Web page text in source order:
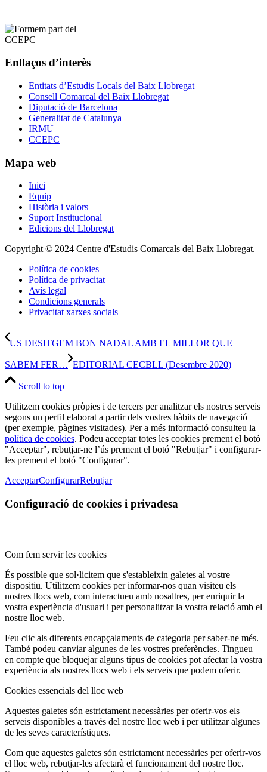
Enllaços d’interès
Entitats d’Estudis Locals del Baix Llobregat
Consell Comarcal del Baix Llobregat
Diputació de Barcelona
Generalitat de Catalunya
IRMU
CCEPC
Mapa web
Inici
Equip
Història i valors
Suport Institucional
Edicions del Llobregat
Copyright © 2024 Centre d'Estudis Comarcals del Baix Llobregat.
Política de cookies
Política de privacitat
Avís legal
Condicions generals
Privacitat xarxes socials
US DESITGEM BON NADAL AMB EL MILLOR QUE
SABEM FER… EDITORIAL CECBLL (Desembre 2020)
Scroll to top
Utilitzem cookies pròpies i de tercers per analitzar els nostres serveis
segons un perfil elaborat a partir dels vostres hàbits de navegació
(per exemple, pàgines visitades). Per a més informació consulteu la
política de cookies. Podeu acceptar totes les cookies prement el botó
"Acceptar", rebutjar-ne l’ús prement el botó "Rebutjar" i configurar-
les prement el botó "Configurar".
AcceptarConfigurarRebutjar
Configuració de cookies i privadesa
Com fem servir les cookies
És possible que sol·licitem que s'estableixin galetes al vostre
dispositiu. Utilitzem cookies per informar-nos quan visiteu els
nostres llocs web, com interactueu amb nosaltres, per enriquir la
vostra experiència d'usuari i per personalitzar la vostra relació amb el
nostre lloc web.
Feu clic als diferents encapçalaments de categoria per saber-ne més.
També podeu canviar algunes de les vostres preferències. Tingueu
en compte que bloquejar alguns tipus de cookies pot afectar la vostra
experiència als nostres llocs web i els serveis que podem oferir.
Cookies essencials del lloc web
Aquestes galetes són estrictament necessàries per oferir-vos els
serveis disponibles a través del nostre lloc web i per utilitzar algunes
de les seves característiques.
Com que aquestes galetes són estrictament necessàries per oferir-vos
el lloc web, rebutjar-les afectarà el funcionament del nostre lloc.